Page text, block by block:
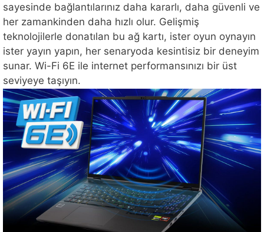
sayesinde bağlantılarınız daha kararlı, daha güvenli ve
her zamankinden daha hızlı olur. Gelişmiş
teknolojilerle donatılan bu ağ kartı, ister oyun oynayın
ister yayın yapın, her senaryoda kesintisiz bir deneyim
sunar. Wi-Fi 6E ile internet performansınızı bir üst
seviyeye taşıyın.